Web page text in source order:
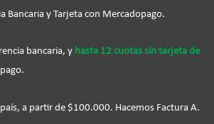
Bancaria y Tarjeta con Mercadopago.
bancaria, y hasta 12 cuotas sín tarjeta de
a partir de $100.000. Hacemos Factura A.